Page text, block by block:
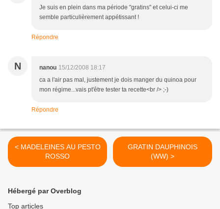
Je suis en plein dans ma période "gratins" et celui-ci me
semble particulièrement appétissant !
Répondre
N nanou 15/12/2008 18:17
ca a l'air pas mal, justement je dois manger du quinoa pour
mon régime...vais pt'être tester ta recette<br /> ;-)
Répondre
< MADELEINES AU PESTO
ROSSO
GRATIN DAUPHINOIS
(WW) >
Hébergé par Overblog
Top articles